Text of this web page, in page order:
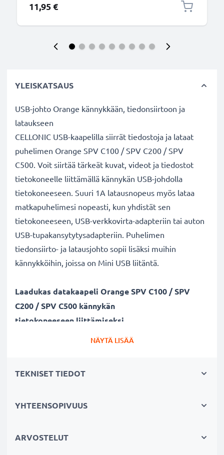
11,95 €
YLEISKATSAUS
USB-johto Orange kännykkään, tiedonsiirtoon ja
lataukseen
CELLONIC USB-kaapelilla siirrät tiedostoja ja lataat
puhelimen Orange SPV C100 / SPV C200 / SPV
C500. Voit siirtää tärkeät kuvat, videot ja tiedostot
tietokoneelle liittämällä kännykän USB-johdolla
tietokoneeseen. Suuri 1A latausnopeus myös lataa
matkapuhelimesi nopeasti, kun yhdistät sen
tietokoneeseen, USB-verkkovirta-adapteriin tai auton
USB-tupakansytytysadapteriin. Puhelimen
tiedonsiirto- ja latausjohto sopii lisäksi muihin
kännykköihin, joissa on Mini USB liitäntä.
Laadukas datakaapeli Orange SPV C100 / SPV
C200 / SPV C500 kännykän
tietokoneeseen liittämiseksi
✔ Turvallinen tiedonsiirto - johto dokumenttien,
✔ Ohjelmistopäivitykset - suuren tietomäärän siirto
✔ Nopea tiedonsiirto - tiedonsiirtokaapeli uusimmalla
✔ Yhteensopiva myös aiempien USB-versioiden
NÄYTÄ LISÄÄ
TEKNISET TIEDOT
YHTEENSOPIVUUS
ARVOSTELUT